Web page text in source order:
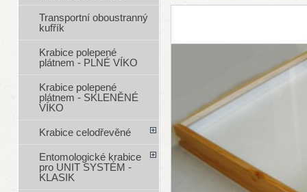
Transportní oboustranný
kufřík
Krabice polepené
plátnem - PLNÉ VÍKO
Krabice polepené
plátnem - SKLENĚNÉ
VÍKO
Krabice celodřevěné
Entomologické krabice
pro UNIT SYSTÉM -
KLASIK